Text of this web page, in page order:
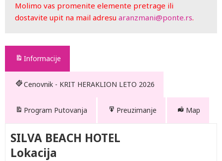
Molimo vas promenite elemente pretrage ili
dostavite upit na mail adresu aranzmani@ponte.rs.
Informacije
Cenovnik - KRIT HERAKLION LETO 2026
Program Putovanja Preuzimanje Map
SILVA BEACH HOTEL
Lokacija